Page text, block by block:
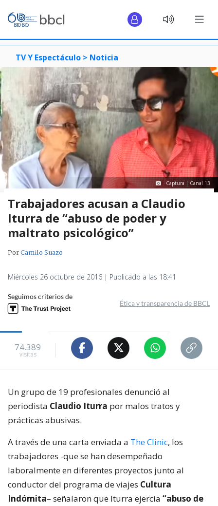
TV Y Espectáculo > Noticia
Captura | Canal 13
Trabajadores acusan a Claudio
Iturra de “abuso de poder y
maltrato psicológico”
PorCamilo Suazo
Miércoles 26 octubre de 2016 | Publicado a las 18:41
Seguimos criterios de
Ética y transparencia de BBCL
74.389
visitas
Un grupo de 19 profesionales denunció al
periodista Claudio Iturra por malos tratos y
prácticas abusivas.
A través de una carta enviada a The Clinic, los
trabajadores -que se han desempeñado
laboralmente en diferentes proyectos junto al
conductor del programa de viajes Cultura
Indómita– señalaron que Iturra ejercía “abuso de